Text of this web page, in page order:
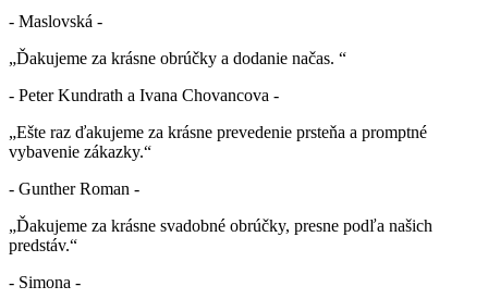
- Maslovská -
„Ďakujeme za krásne obrúčky a dodanie načas. “
- Peter Kundrath a Ivana Chovancova -
„Ešte raz ďakujeme za krásne prevedenie prsteňa a promptné
vybavenie zákazky.“
- Gunther Roman -
„Ďakujeme za krásne svadobné obrúčky, presne podľa našich
predstáv.“
- Simona -